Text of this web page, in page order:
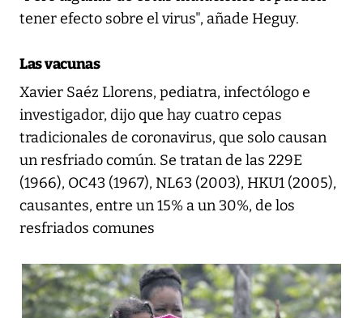
tener efecto sobre el virus", añade Heguy.
Las vacunas
Xavier Saéz Llorens, pediatra, infectólogo e
investigador, dijo que hay cuatro cepas
tradicionales de coronavirus, que solo causan
un resfriado común. Se tratan de las 229E
(1966), OC43 (1967), NL63 (2003), HKU1 (2005),
causantes, entre un 15% a un 30%, de los
resfriados comunes